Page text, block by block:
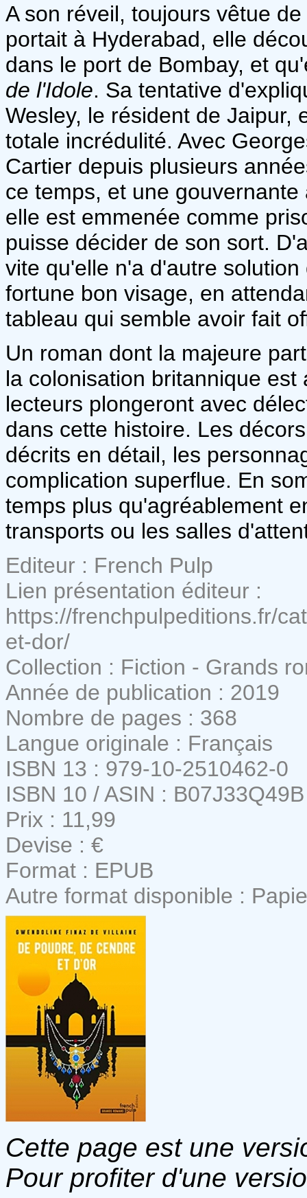
A son réveil, toujours vêtue
portait à Hyderabad, elle
dans le port de Bombay, et
de l'Idole. Sa tentative
Wesley, le résident de Jaipur,
totale incrédulité. Avec
Cartier depuis plusieurs
ce temps, et une
elle est emmenée comme
puisse décider de son sort.
vite qu'elle n'a d'autre
fortune bon visage, en
tableau qui semble avoir fait
Un roman dont la majeure
la colonisation britannique
lecteurs plongeront avec
dans cette histoire. Les
décrits en détail, les
complication superflue. En
temps plus qu'agréablement
transports ou les salles
Editeur : French Pulp
Lien présentation éditeur :
https://frenchpulpeditions.fr/
et-dor/
Collection : Fiction - Grands
Année de publication : 2019
Nombre de pages : 368
Langue originale : Français
ISBN 13 : 979-10-2510462-0
ISBN 10 / ASIN : B07J33Q49B
Prix : 11,99
Devise : €
Format : EPUB
Autre format disponible :
Cette page est une
Pour profiter d'une